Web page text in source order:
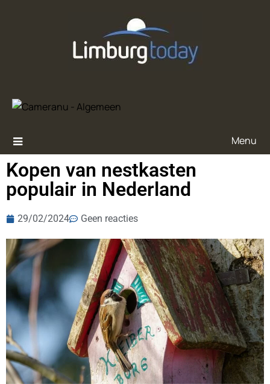
Menu
Kopen van nestkasten
populair in Nederland
29/02/2024 Geen reacties